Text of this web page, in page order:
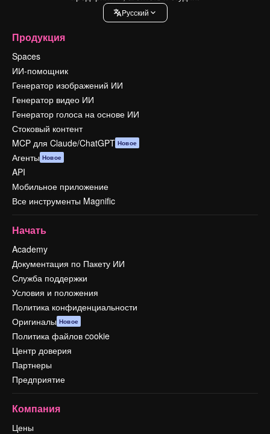
Pусский
Продукция
Spaces
ИИ-помощник
Генератор изображений ИИ
Генератор видео ИИ
Генератор голоса на основе ИИ
Стоковый контент
MCP для Claude/ChatGPT Новое
Агенты Новое
API
Мобильное приложение
Все инструменты Magnific
Начать
Academy
Документация по Пакету ИИ
Служба поддержки
Условия и положения
Политика конфиденциальности
Оригиналы Новое
Политика файлов cookie
Центр доверия
Партнеры
Предприятие
Компания
Цены